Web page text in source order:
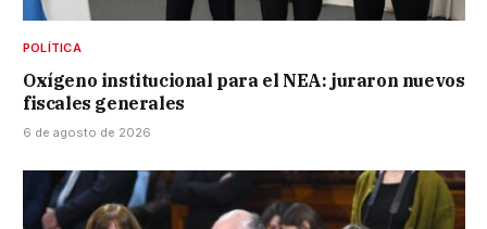
POLÍTICA
Oxígeno institucional para el NEA: juraron nuevos
fiscales generales
6 de agosto de 2026